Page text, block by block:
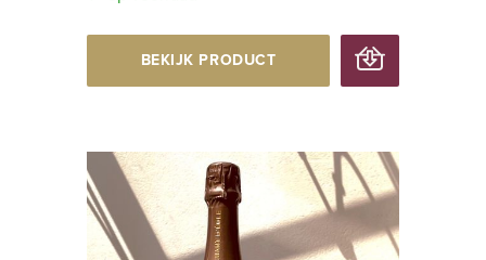
BEKIJK PRODUCT